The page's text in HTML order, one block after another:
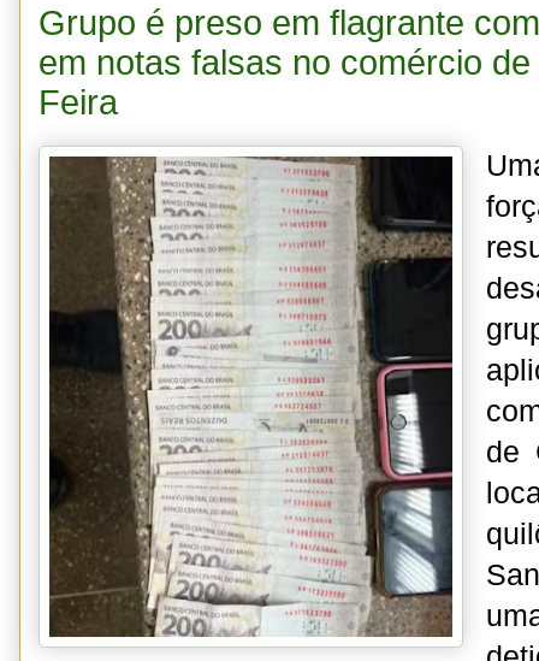
Grupo é preso em flagrante
em notas falsas no comércio
Feira
de